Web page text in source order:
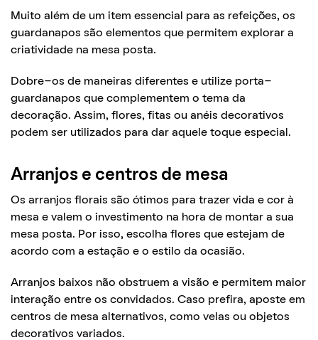
Muito além de um item essencial para as refeições, os
guardanapos são elementos que permitem explorar a
criatividade na mesa posta.
Dobre-os de maneiras diferentes e utilize porta-
guardanapos que complementem o tema da
decoração. Assim, flores, fitas ou anéis decorativos
podem ser utilizados para dar aquele toque especial.
Arranjos e centros de mesa
Os arranjos florais são ótimos para trazer vida e cor à
mesa e valem o investimento na hora de montar a sua
mesa posta. Por isso, escolha flores que estejam de
acordo com a estação e o estilo da ocasião.
Arranjos baixos não obstruem a visão e permitem maior
interação entre os convidados. Caso prefira, aposte em
centros de mesa alternativos, como velas ou objetos
decorativos variados.